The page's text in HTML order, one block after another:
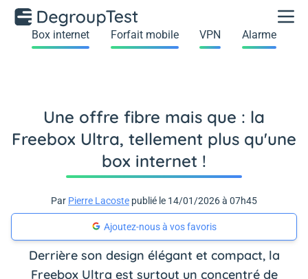
Box internet Forfait mobile VPN Alarme
Une offre fibre mais que : la
Freebox Ultra, tellement plus qu'une
box internet !
Par Pierre Lacoste publié le 14/01/2026 à 07h45
Ajoutez-nous à vos favoris
Derrière son design élégant et compact, la
Freebox Ultra est surtout un concentré de